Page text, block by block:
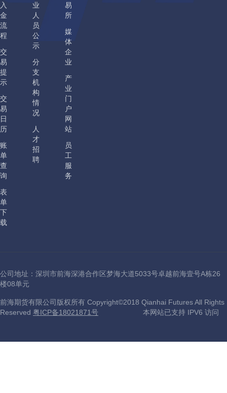
入
金
流
程
交
易
提
示
交
易
日
历
账
单
查
询
表
单
下
载
业
人
员
公
示
分
支
机
构
情
况
人
才
招
聘
易
所
媒
体
企
业
产
业
门
户
网
站
员
工
服
务
公司地址：深圳市前海深港合作区梦海大道5033号卓越前海壹号A栋26
楼08单元
前海期货有限公司版权所有 Copyright©2018 Qianhai Futures All Rights
Reserved 粤ICP备18021871号 本网站已支持 IPV6 访问